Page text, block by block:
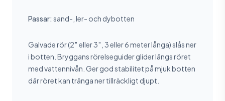
Passar: sand-, ler- och dybotten
Galvade rör (2″ eller 3″, 3 eller 6 meter långa) slås ner
i botten. Bryggans rörelseguider glider längs röret
med vattennivån. Ger god stabilitet på mjuk botten
där röret kan tränga ner tillräckligt djupt.